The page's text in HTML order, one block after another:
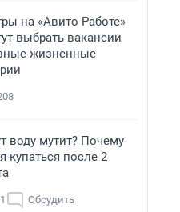
на «Авито Работе»
выбрать вакансии
жизненные
воду мутит? Почему
купаться после 2
Обсудить